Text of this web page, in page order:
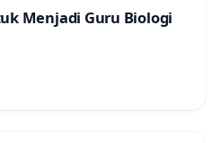
Menjadi Guru Biologi